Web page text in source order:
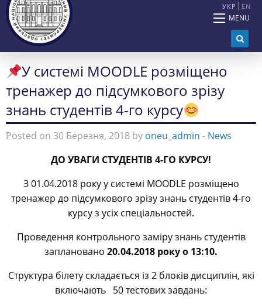
УКР EN
MENU
У системі MOODLE розміщено
тренажер до підсумкового зрізу
знань студентів 4-го курсу
Posted on 30 Березня, 2018 by oneu_admin - News
ДО УВАГИ СТУДЕНТІВ 4-ГО КУРСУ!
З 01.04.2018 року у системі MOODLE розміщено
тренажер до підсумкового зрізу знань студентів 4-го
курсу з усіх спеціальностей.
Проведення контрольного заміру знань студентів
заплановано 20.04.2018 року о 13:10.
Структура білету складається із 2 блоків дисциплін, які
включають 50 тестових завдань: